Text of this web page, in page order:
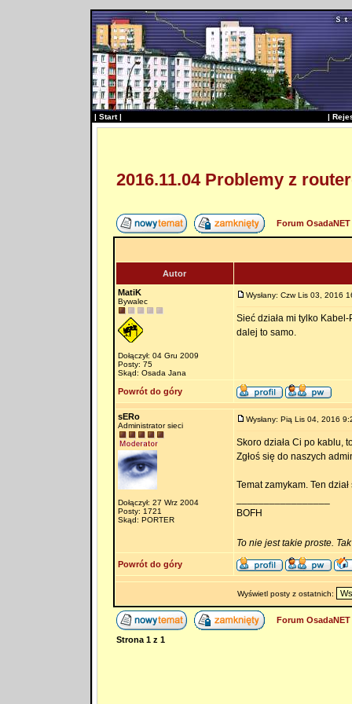
| Start| |
2016.11.04 Problemy z
Forum
Autor
MatiK
Bywalec
Dołączył: 04 Gru 2009
Posty: 75
Skąd: Osada Jana
Wysłany: Czw Lis 03, 2016
Sieć działa mi tylko
dalej to samo.
Powrót do góry
sERo
Administrator sieci
Dołączył: 27 Wrz 2004
Posty: 1721
Skąd: PORTER
Wysłany: Pią Lis 04, 2016
Skoro działa Ci po kablu,
Zgłoś się do naszych
Temat zamykam. Ten
BOFH
To nie jest takie proste.
Powrót do góry
Wyświetl posty z ostatnich:
Forum
Strona 1z 1